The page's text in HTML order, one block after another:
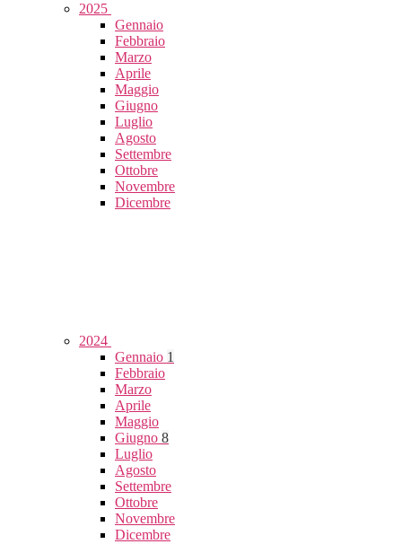
2025
Gennaio
Febbraio
Marzo
Aprile
Maggio
Giugno
Luglio
Agosto
Settembre
Ottobre
Novembre
Dicembre
2024
Gennaio 1
Febbraio
Marzo
Aprile
Maggio
Giugno 8
Luglio
Agosto
Settembre
Ottobre
Novembre
Dicembre